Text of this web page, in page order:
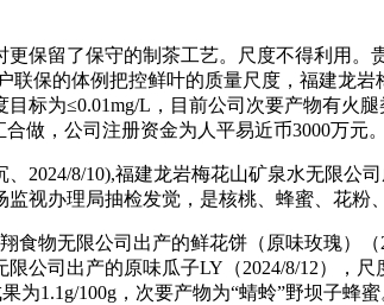
留了保守的制茶工艺。尺度不得利用。
联保的体例把控鲜叶的质量尺度，福建龙
标为≤0.01mg/L，目前公司次要产物有
做，公司注册资金为人平易近币3000万元。
8/10),福建龙岩梅花山矿泉水无限公
视办理局抽检发觉，是核桃、蜂蜜、花粉
无限公司出产的鲜花饼（原味玫瑰）（
公司出产的原味瓜子LY（2024/8/12），
为1.1g/100g，次要产物为“蜻蛉”野坝子